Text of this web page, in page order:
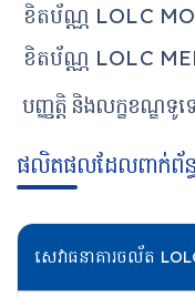
ខិតប័ណ្ណ LOLC
ខិតប័ណ្ណ LOLC
បញ្ញត្តិ និងលក្ខខណ្ឌទូ
ផលិតផលដែលពាក់ព័ន្ធ
សេវាធនាគារចល័ត